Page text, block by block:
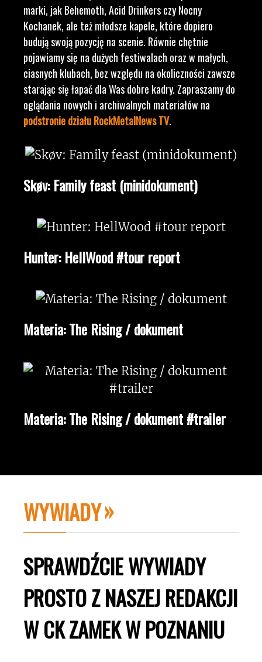
marki, jak Behemoth, Acid Drinkers czy Nocny
Kochanek, ale też młodsze kapele, które dopiero
budują swoją pozycję na scenie. Równie chętnie
pojawiamy się na dużych festiwalach oraz w małych,
ciasnych klubach, bez względu na okoliczności zawsze
starając się łapać dla Was dobre kadry. Zapraszamy do
oglądania nowych i archiwalnych materiałów na
podstronie działu RockMetalNews TV.
Skøv: Family feast (minidokument)
Hunter: HellWood #tour report
Materia: The Rising / dokument
Materia: The Rising / dokument #trailer
WYWIADY
SPRAWDŹCIE WYWIADY
PROSTO Z NASZEJ REDAKCJI
W CK ZAMEK W POZNANIU